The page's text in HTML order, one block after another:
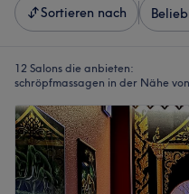
Sortieren nach
12 Salons die anbieten:
schröpfmassagen in der Nähe